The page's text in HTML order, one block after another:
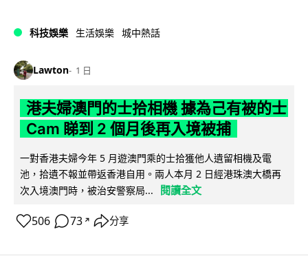
科技娛樂 生活娛樂 城中熱話
Lawton 1 日
港夫婦澳門的士拾相機 據為己有被的士
Cam 睇到 2 個月後再入境被捕
一對香港夫婦今年 5 月遊澳門乘的士拾獲他人遺留相機及電
池，拾遺不報並帶返香港自用。兩人本月 2 日經港珠澳大橋再
次入境澳門時，被治安警察局...
閱讀全文
506 73 ↗ 分享